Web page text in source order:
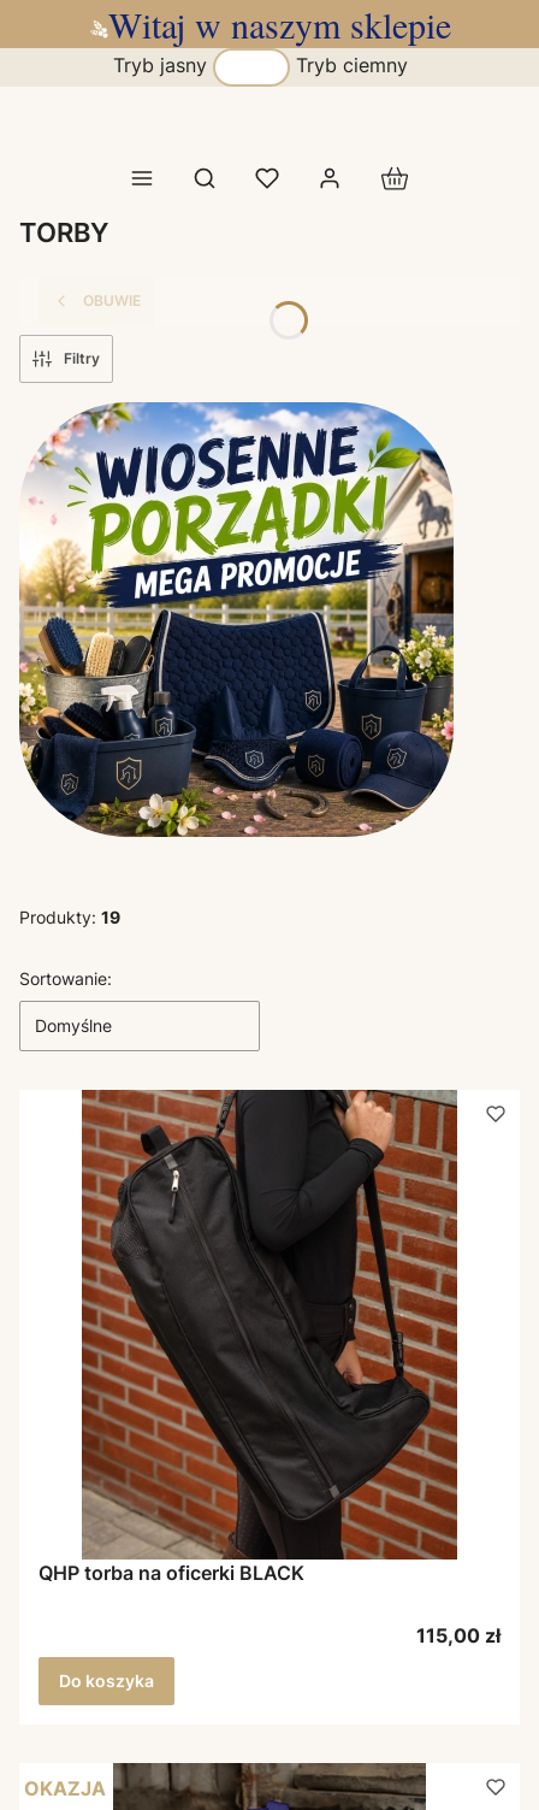
Witaj w naszym sklepie
Tryb jasny Tryb ciemny
Otwórz wyszukiwarkę Produkty w
TORBY
OBUWIE
Filtry
Produkty: 19
Lista produktów
Sortowanie:
Domyślne
QHP torba na oficerki BLACK
Cena
115,00 zł
Do koszyka
OKAZJA